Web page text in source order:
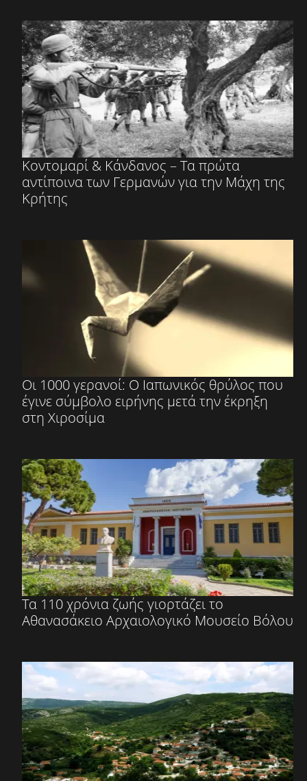
Κοντομαρί & Κάνδανος – Τα πρώτα
αντίποινα των Γερμανών για την Μάχη της
Κρήτης
Οι 1000 γερανοί: O Ιαπωνικός θρύλος που
έγινε σύμβολο ειρήνης μετά την έκρηξη
στη Χιροσίμα
Τα 110 χρόνια ζωής γιορτάζει το
Αθανασάκειο Αρχαιολογικό Μουσείο Βόλου